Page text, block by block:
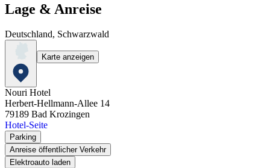
Lage & Anreise
Deutschland, Schwarzwald
Karte anzeigen
Nouri Hotel
Herbert-Hellmann-Allee 14
79189 Bad Krozingen
Hotel-Seite
Parking
Anreise öffentlicher Verkehr
Elektroauto laden